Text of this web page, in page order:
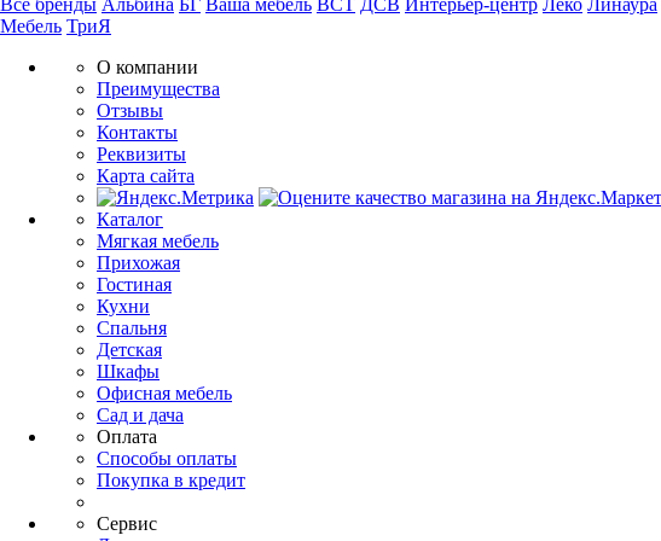
Мебель ТриЯ
О компании
Преимущества
Отзывы
Контакты
Реквизиты
Карта сайта
Каталог
Мягкая мебель
Прихожая
Гостиная
Кухни
Спальня
Детская
Шкафы
Офисная мебель
Сад и дача
Оплата
Способы оплаты
Покупка в кредит
Сервис